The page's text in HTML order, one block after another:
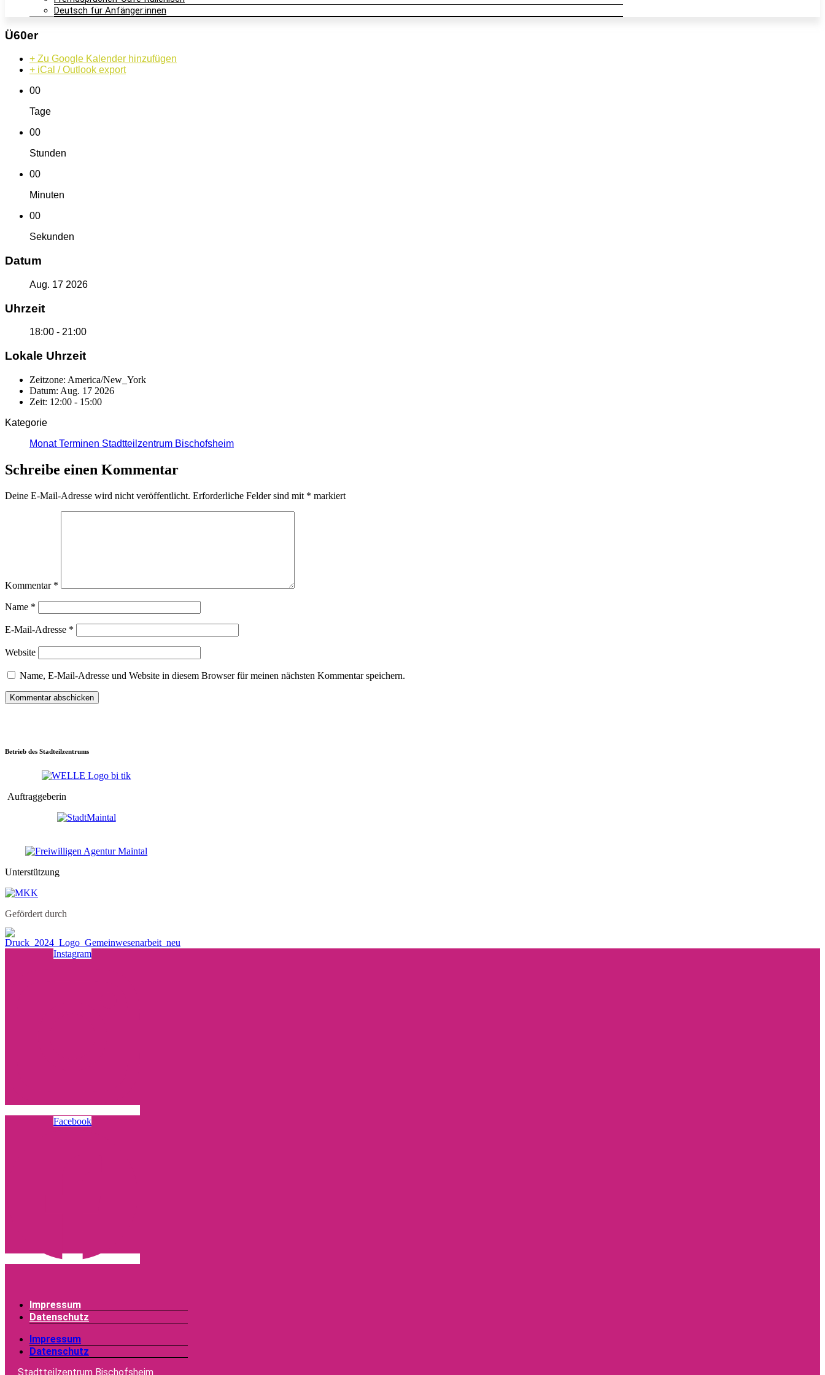
Deutsch für Anfänger:innen
Ü60er
+ Zu Google Kalender hinzufügen
+ iCal / Outlook export
00
Tage
00
Stunden
00
Minuten
00
Sekunden
Datum
Aug. 17 2026
Uhrzeit
18:00 - 21:00
Lokale Uhrzeit
Zeitzone: America/New_York
Datum: Aug. 17 2026
Zeit: 12:00 - 15:00
Kategorie
Monat Terminen Stadtteilzentrum Bischofsheim
Schreibe einen Kommentar
Deine E-Mail-Adresse wird nicht veröffentlicht. Erforderliche Felder sind mit * markiert
Kommentar *
Name *
E-Mail-Adresse *
Website
Name, E-Mail-Adresse und Website in diesem Browser für meinen nächsten Kommentar speichern.
Betrieb des Stadteilzentrums
Auftraggeberin
Unterstützung
Gefördert durch
Instagram
Facebook
Impressum
Datenschutz
Impressum
Datenschutz
Stadtteilzentrum Bischofsheim